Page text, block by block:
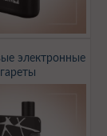
электронные